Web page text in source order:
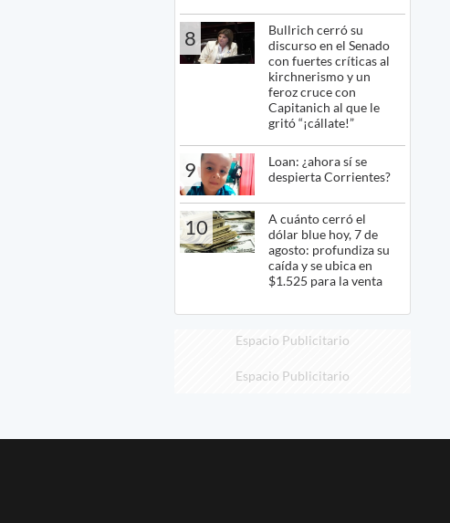
8
Bullrich cerró su
discurso en el Senado
con fuertes críticas al
kirchnerismo y un
feroz cruce con
Capitanich al que le
gritó “¡cállate!”
9
Loan: ¿ahora sí se
despierta Corrientes?
10
A cuánto cerró el
dólar blue hoy, 7 de
agosto: profundiza su
caída y se ubica en
$1.525 para la venta
Espacio Publicitario
Espacio Publicitario